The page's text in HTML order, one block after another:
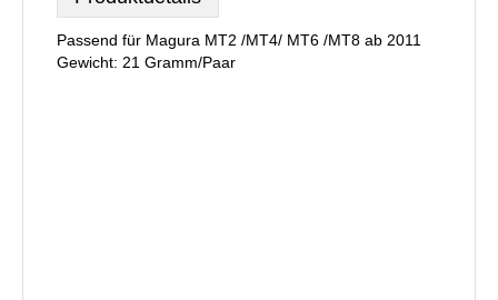
Passend für Magura MT2 /MT4/ MT6 /MT8 ab 2011
Gewicht: 21 Gramm/Paar